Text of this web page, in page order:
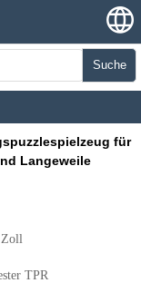
Suche
für
Langeweile
Zoll
TPR